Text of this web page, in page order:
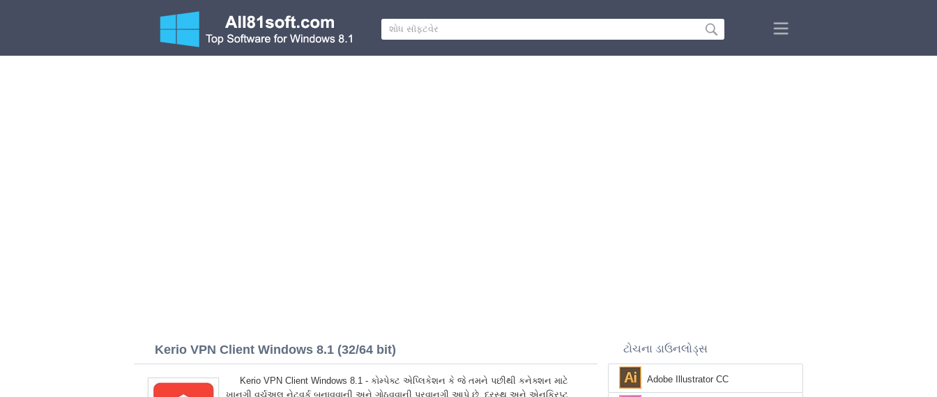
Kerio VPN Client Windows 8.1 (32/64 bit)
Kerio VPN Client Windows 8.1 - કોમ્પેક્ટ એપ્લિકેશન કે જે તમને પછીથી કનેક્શન માટે
ખાનગી વર્ચુઅલ નેટવર્ક બનાવવાની અને ગોઠવવાની પરવાનગી આપે છે. દૂરસ્થ અને એનક્રિપ્ટ
ટોચના ડાઉનલોડ્સ
Adobe Illustrator CC